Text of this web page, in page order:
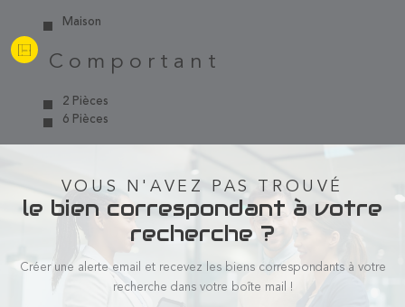
Maison
Comportant
2 Pièces
6 Pièces
VOUS N'AVEZ PAS TROUVÉ
le bien correspondant à votre
recherche ?
Créer une alerte email et recevez les biens correspondants à votre
recherche dans votre boîte mail !